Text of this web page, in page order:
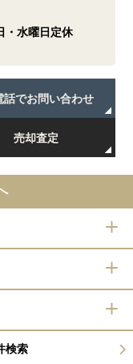
水曜日定休
話でお問い合わせ
売却査定
検索